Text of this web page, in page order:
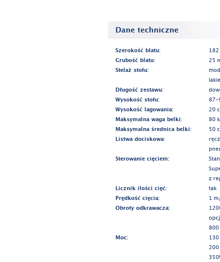
Dane techniczne
Szerokość blatu:
Grubość blatu:
25
Stelaż stołu:
Długość zestawu:
Wysokość stołu:
87-
Wysokość lagowania:
20
Maksymalna waga belki:
80
Maksymalna średnica belki:
50
Listwa dociskowa:
Sterowanie cięciem:
z
Licznik ilości cięć:
tak
Prędkość cięcia:
1
Obroty odkrawacza:
Moc:
200